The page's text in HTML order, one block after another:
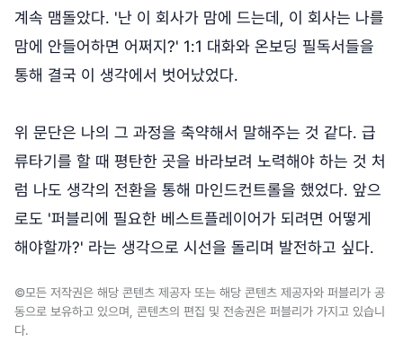
계속 맴돌았다. '난 이 회사가 맘에 드는데, 이 회사는 나를
맘에 안들어하면 어쩌지?' 1:1 대화와 온보딩 필독서들을
통해 결국 이 생각에서 벗어났었다.
위 문단은 나의 그 과정을 축약해서 말해주는 것 같다. 급
류타기를 할 때 평탄한 곳을 바라보려 노력해야 하는 것 처
럼 나도 생각의 전환을 통해 마인드컨트롤을 했었다. 앞으
로도 '퍼블리에 필요한 베스트플레이어가 되려면 어떻게
해야할까?' 라는 생각으로 시선을 돌리며 발전하고 싶다.
©모든 저작권은 해당 콘텐츠 제공자 또는 해당 콘텐츠 제공자와 퍼블리가 공
동으로 보유하고 있으며, 콘텐츠의 편집 및 전송권은 퍼블리가 가지고 있습니
다.